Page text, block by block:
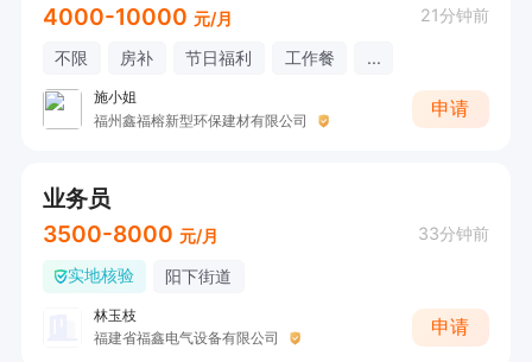
4000-10000 元/月 21分钟前
不限 房补 节日福利 工作餐 ...
施小姐
福州鑫福榕新型环保建材有限公司
申请
业务员
3500-8000 元/月 33分钟前
实地核验 阳下街道
林玉枝
福建省福鑫电气设备有限公司
申请